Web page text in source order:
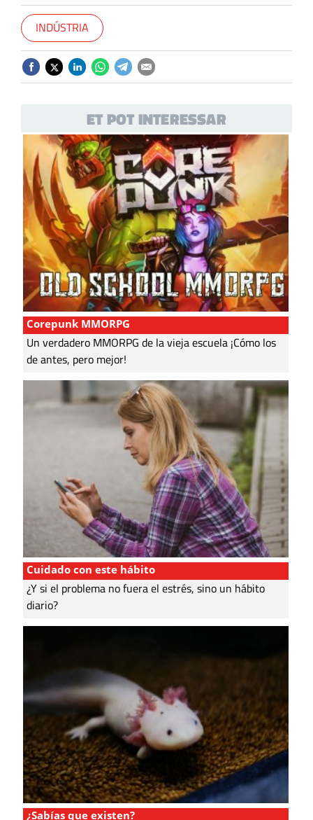
INDÚSTRIA
ET POT INTERESSAR
Corepunk MMORPG
Un verdadero MMORPG de la vieja escuela ¡Cómo los
de antes, pero mejor!
Cuidado con este hábito
¿Y si el problema no fuera el estrés, sino un hábito
diario?
¿Sabías que existen?